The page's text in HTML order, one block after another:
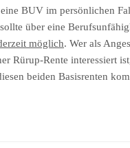
BUV im persönlichen
über eine
möglich. Wer als
Rürup-Rente interessiert
beiden Basisrenten